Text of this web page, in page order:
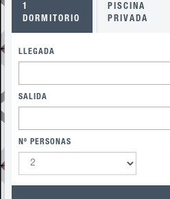
1
DORMITORIO
PISCINA
PRIVADA
LLEGADA
SALIDA
Nº PERSONAS